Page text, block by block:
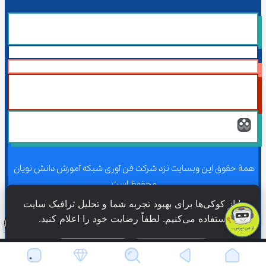
همۀ حقوق این وبسایت نزد شرکت فن آوری شبکه آموزش دانش نویان
محفوظ است.
همۀ حقوق این وبسایت نزد شرکت فن آوری شبکه آموزش دانش نویان
محفوظ است.
ما از کوکی‌ها برای بهبود تجربه شما و تحلیل ترافیک سایت
استفاده می‌کنیم. لطفاً رضایت خود را اعلام کنید.
فقط ضروری پذیرش همه